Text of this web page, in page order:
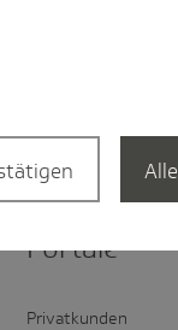
Portale
Privatkunden